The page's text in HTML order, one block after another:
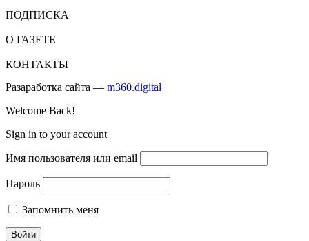
ПОДПИСКА
О ГАЗЕТЕ
КОНТАКТЫ
Разаработка сайта — m360.digital
Welcome Back!
Sign in to your account
Имя пользователя или email
Пароль
Запомнить меня